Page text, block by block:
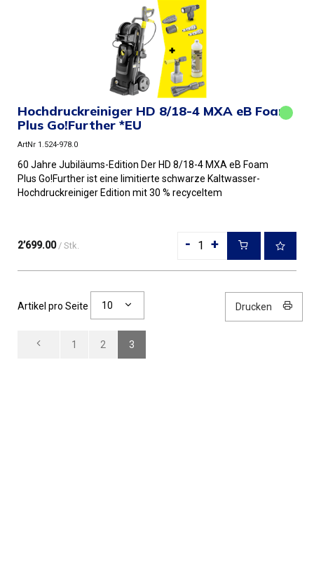
Hochdruckreiniger HD 8/18-4 MXA eB Foam
Plus Go!Further *EU
ArtNr 1.524-978.0
60 Jahre Jubiläums-Edition Der HD 8/18-4 MXA eB Foam
Plus Go!Further ist eine limitierte schwarze Kaltwasser-
Hochdruckreiniger Edition mit 30 % recyceltem
- +
2’699.00 / Stk.
Artikel pro Seite 10 Drucken
1 2 3